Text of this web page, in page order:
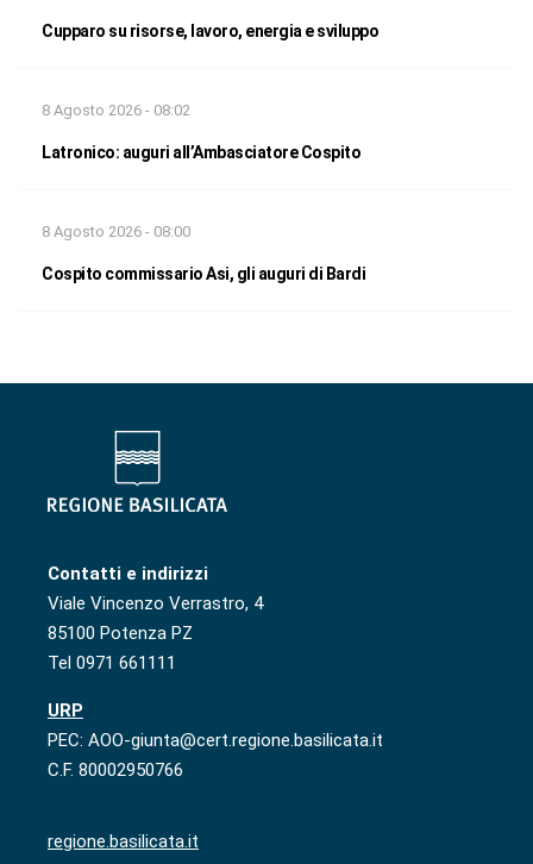
Cupparo su risorse, lavoro, energia e sviluppo
8 Agosto 2026 - 08:02
Latronico: auguri all’Ambasciatore Cospito
8 Agosto 2026 - 08:00
Cospito commissario Asi, gli auguri di Bardi
Contatti e indirizzi
Viale Vincenzo Verrastro, 4
85100 Potenza PZ
Tel 0971 661111
URP
PEC: AOO-giunta@cert.regione.basilicata.it
C.F. 80002950766
regione.basilicata.it